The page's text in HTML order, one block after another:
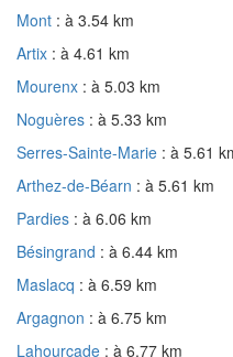
Mont : à 3.54 km
Artix : à 4.61 km
Mourenx : à 5.03 km
Noguères : à 5.33 km
Serres-Sainte-Marie : à 5.61
Arthez-de-Béarn : à 5.61 km
Pardies : à 6.06 km
Bésingrand : à 6.44 km
Maslacq : à 6.59 km
Argagnon : à 6.75 km
Lahourcade : à 6.77 km